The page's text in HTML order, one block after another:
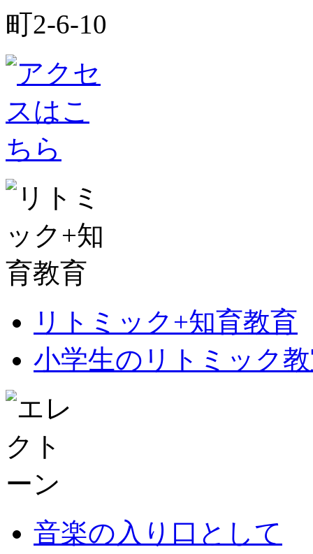
リトミック+知育教育
小学生のリトミック
音楽の入り口として